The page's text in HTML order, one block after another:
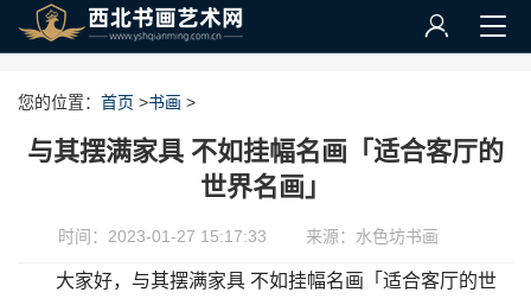
您的位置： 首页 >书画 >
与其摆满家具 不如挂幅名画「适合客厅的
世界名画」
时间：2023-01-27 15:17:33 来源：水色坊书画
大家好，与其摆满家具 不如挂幅名画「适合客厅的世